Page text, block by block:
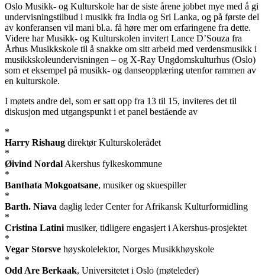
Oslo Musikk- og Kulturskole har de siste årene jobbet mye med å gi
undervisningstilbud i musikk fra India og Sri Lanka, og på første del
av konferansen vil mani bl.a. få høre mer om erfaringene fra dette.
Videre har Musikk- og Kulturskolen invitert Lance D’Souza fra
Århus Musikkskole til å snakke om sitt arbeid med verdensmusikk i
musikkskoleundervisningen – og X-Ray Ungdomskulturhus (Oslo)
som et eksempel på musikk- og danseopplæring utenfor rammen av
en kulturskole.
I møtets andre del, som er satt opp fra 13 til 15, inviteres det til
diskusjon med utgangspunkt i et panel bestående av
*
Harry Rishaug direktør Kulturskolerådet
*
Øivind Nordal Akershus fylkeskommune
*
Banthata Mokgoatsane, musiker og skuespiller
*
Barth. Niava daglig leder Center for Afrikansk Kulturformidling
*
Cristina Latini musiker, tidligere engasjert i Akershus-prosjektet
*
Vegar Storsve høyskolelektor, Norges Musikkhøyskole
*
Odd Are Berkaak, Universitetet i Oslo (møteleder)